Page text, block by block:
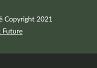
Copyright 2021
Future